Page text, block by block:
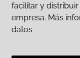
facilitar y
empresa. Más
datos